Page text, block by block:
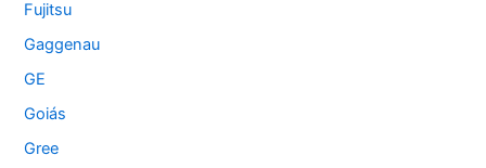
Fujitsu
Gaggenau
GE
Goiás
Gree